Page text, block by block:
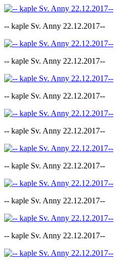
-- kaple Sv. Anny 22.12.2017--
-- kaple Sv. Anny 22.12.2017--
-- kaple Sv. Anny 22.12.2017--
-- kaple Sv. Anny 22.12.2017--
-- kaple Sv. Anny 22.12.2017--
-- kaple Sv. Anny 22.12.2017--
-- kaple Sv. Anny 22.12.2017--